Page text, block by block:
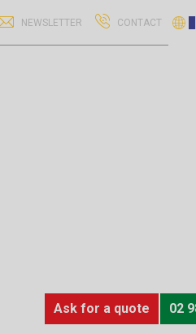
NEWSLETTER CONTACT
Ask for a quote 02